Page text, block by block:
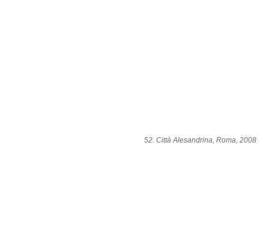
52. Città Alesandrina, Roma, 2008